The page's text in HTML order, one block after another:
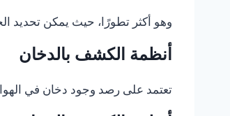
وهو أكثر تطورًا، حيث يمكن تحديد
أنظمة الكشف بالدخان
تعتمد على رصد وجود دخان في